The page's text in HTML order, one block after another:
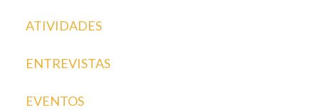
ATIVIDADES
ENTREVISTAS
EVENTOS